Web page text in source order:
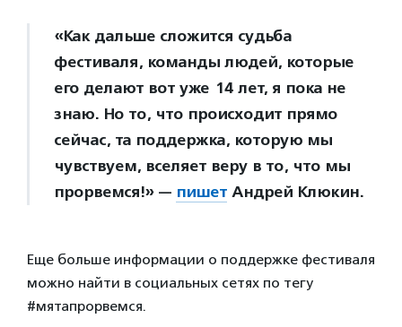
«Как дальше сложится судьба
фестиваля, команды людей, которые
его делают вот уже 14 лет, я пока не
знаю. Но то, что происходит прямо
сейчас, та поддержка, которую мы
чувствуем, вселяет веру в то, что мы
прорвемся!» — пишет Андрей Клюкин.
Еще больше информации о поддержке фестиваля
можно найти в социальных сетях по тегу
#мятапрорвемся.